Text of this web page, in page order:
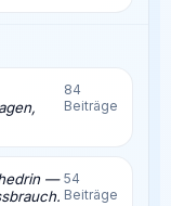
84
Beiträge
— 54
Beiträge